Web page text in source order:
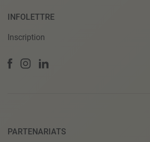
INFOLETTRE
Inscription
PARTENARIATS